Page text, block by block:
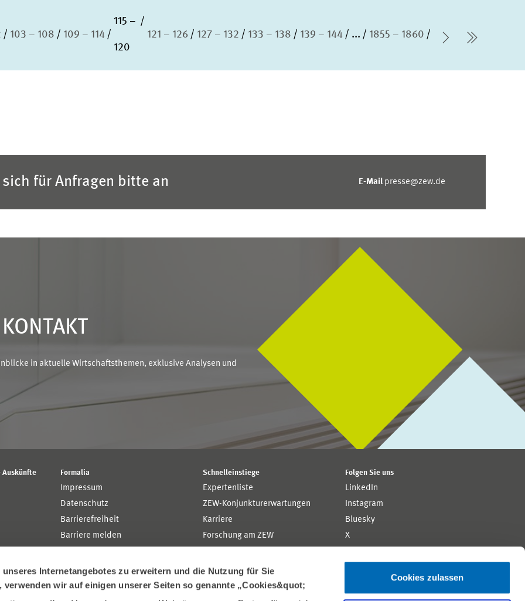
Internetangebotes zu erweitern und die Nutzung für Sie
wir auf einigen unserer Seiten so genannte „Cookies&quot;
Cookies zulassen
103 – 108 109 – 114
115 –
120
121 – 126 127 – 132 133 – 138 139 – 144 ... 1855 – 1860
Nächste
letzte
sich für Anfragen bitte an E-Mail presse@zew.de
in aktuelle Wirtschaftsthemen, exklusive Analysen und
Auskünfte
Formalia
Impressum
Datenschutz
Barrierefreiheit
Barriere melden
Schnelleinstiege
Expertenliste
ZEW-Konjunkturerwartungen
Karriere
Forschung am ZEW
MannheimTaxation
Folgen Sie uns
LinkedIn
Instagram
Bluesky
X